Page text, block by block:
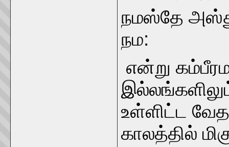
நமஸ்தே
நம:
என்று
உள்ளிட்ட
காலத்தில்